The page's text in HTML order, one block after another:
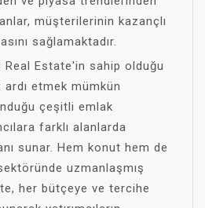
müşterilerinin kazançlı
sağlamaktadır.
Real Estate'in sahip olduğu
etmek mümkün
çeşitli emlak
farklı alanlarda
sunar. Hem konut hem de
uzmanlaşmış
her bütçeye ve tercihe